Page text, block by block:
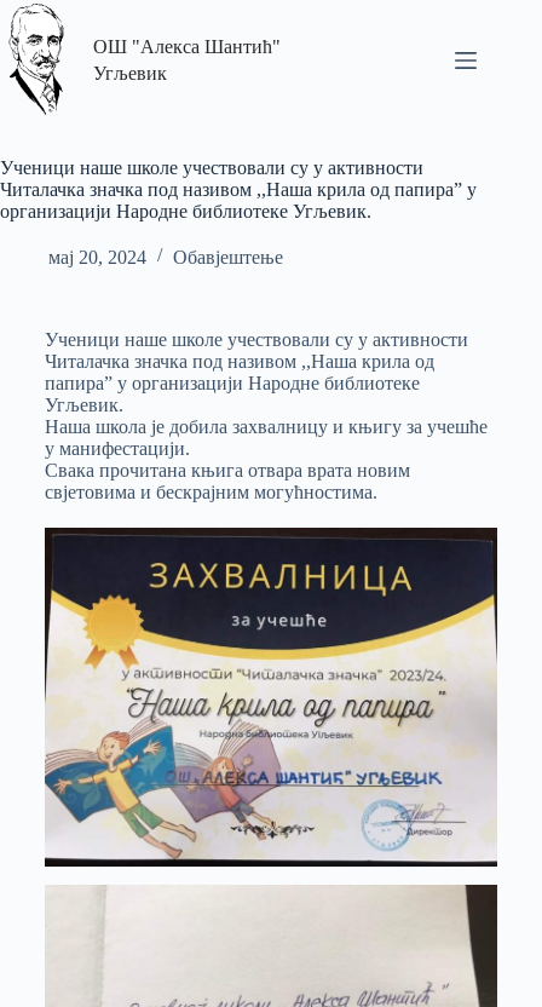
ОШ "Алекса Шантић"
Угљевик
Ученици наше школе учествовали су у активности
Читалачка значка под називом ,,Наша крила од папира” у
организацији Народне библиотеке Угљевик.
мај 20, 2024 Обавјештење
Ученици наше школе учествовали су у активности
Читалачка значка под називом ,,Наша крила од
папира” у организацији Народне библиотеке
Угљевик.
Наша школа је добила захвалницу и књигу за учешће
у манифестацији.
Свака прочитана књига отвара врата новим
свјетовима и бескрајним могућностима.